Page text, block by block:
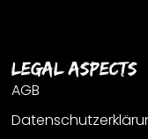
Legal Aspects
AGB